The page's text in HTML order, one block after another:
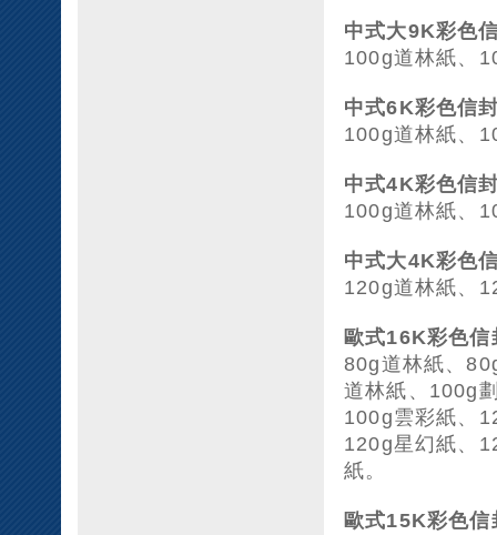
中式大9K彩色
100g道林紙、
中式6K彩色信
100g道林紙、
中式4K彩色信
100g道林紙、
中式大4K彩色
120g道林紙、
歐式16K彩色信
80g道林紙、
道林紙、100g
100g雲彩紙、
120g星幻紙、
紙。
歐式15K彩色信